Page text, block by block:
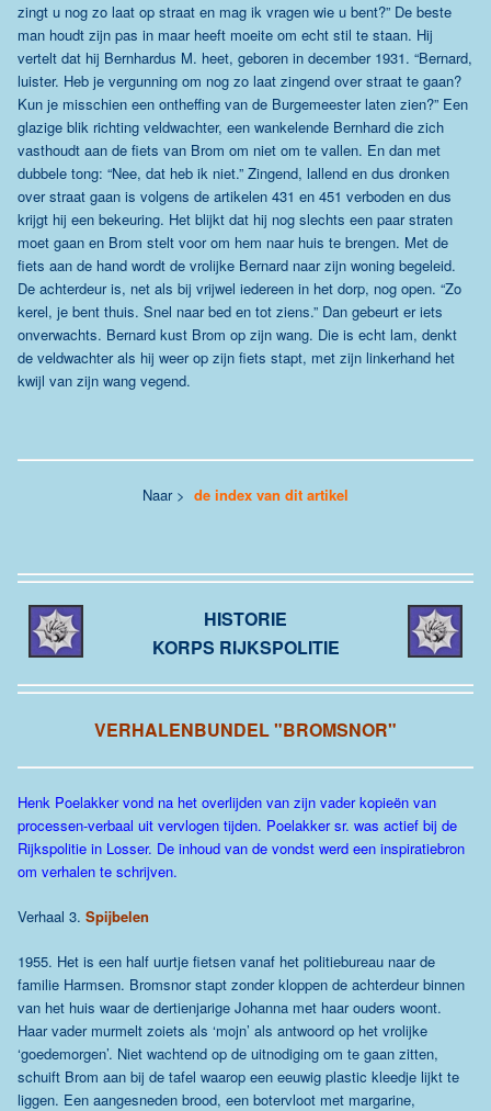
zingt u nog zo laat op straat en mag ik vragen wie u bent?” De beste
man houdt zijn pas in maar heeft moeite om echt stil te staan. Hij
vertelt dat hij Bernhardus M. heet, geboren in december 1931. “Bernard,
luister. Heb je vergunning om nog zo laat zingend over straat te gaan?
Kun je misschien een ontheffing van de Burgemeester laten zien?” Een
glazige blik richting veldwachter, een wankelende Bernhard die zich
vasthoudt aan de fiets van Brom om niet om te vallen. En dan met
dubbele tong: “Nee, dat heb ik niet.” Zingend, lallend en dus dronken
over straat gaan is volgens de artikelen 431 en 451 verboden en dus
krijgt hij een bekeuring. Het blijkt dat hij nog slechts een paar straten
moet gaan en Brom stelt voor om hem naar huis te brengen. Met de
fiets aan de hand wordt de vrolijke Bernard naar zijn woning begeleid.
De achterdeur is, net als bij vrijwel iedereen in het dorp, nog open. “Zo
kerel, je bent thuis. Snel naar bed en tot ziens.” Dan gebeurt er iets
onverwachts. Bernard kust Brom op zijn wang. Die is echt lam, denkt
de veldwachter als hij weer op zijn fiets stapt, met zijn linkerhand het
kwijl van zijn wang vegend.
Naar > de index van dit artikel
HISTORIE
KORPS RIJKSPOLITIE
VERHALENBUNDEL "BROMSNOR"
Henk Poelakker vond na het overlijden van zijn vader kopieën van
processen-verbaal uit vervlogen tijden. Poelakker sr. was actief bij de
Rijkspolitie in Losser. De inhoud van de vondst werd een inspiratiebron
om verhalen te schrijven.
Verhaal 3. Spijbelen
1955. Het is een half uurtje fietsen vanaf het politiebureau naar de
familie Harmsen. Bromsnor stapt zonder kloppen de achterdeur binnen
van het huis waar de dertienjarige Johanna met haar ouders woont.
Haar vader murmelt zoiets als ‘mojn’ als antwoord op het vrolijke
‘goedemorgen’. Niet wachtend op de uitnodiging om te gaan zitten,
schuift Brom aan bij de tafel waarop een eeuwig plastic kleedje lijkt te
liggen. Een aangesneden brood, een botervloot met margarine,